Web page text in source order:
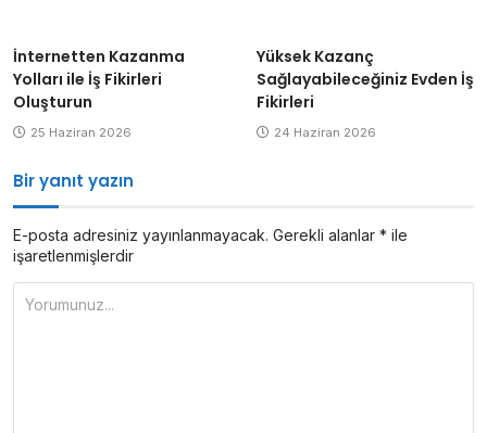
İnternetten Kazanma
Yolları ile İş Fikirleri
Oluşturun
25 Haziran 2026
Yüksek Kazanç
Sağlayabileceğiniz Evden İş
Fikirleri
24 Haziran 2026
Bir yanıt yazın
E-posta adresiniz yayınlanmayacak. Gerekli alanlar * ile
işaretlenmişlerdir